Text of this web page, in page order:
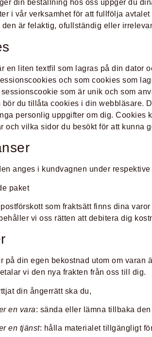
din beställning hos oss uppger du
i vår verksamhet för att fullfölja
den är felaktig, ofullständig eller
en liten textfil som lagras på din dator
och som cookies som
som är unik och som
bör du tillåta cookies i din webbläsare.
personlig uppgifter om dig. Cookies
och vilka sidor du besökt för att kunna
anges i kundvagnen under
paket
som fraktsätt finns dina
vi oss rätten att debitera dig
på din egen bekostnad utom om
vi den nya frakten från oss till dig.
din ångerrätt ska du,
en vara: sända eller lämna tillbaka
en tjänst: hålla materialet tillgängligt